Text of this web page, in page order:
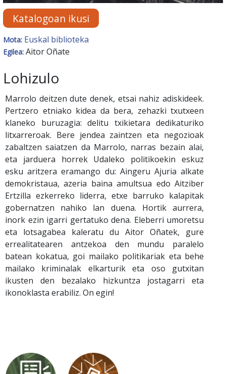
Katalogoan ikusi
Mota: Euskal biblioteka
Egilea: Aitor Oñate
Lohizulo
Marrolo deitzen dute denek, etsai nahiz adiskideek.
Pertzero etniako kidea da bera, zehazki txutxeen
klaneko buruzagia: delitu txikietara dedikaturiko
litxarreroak. Bere jendea zaintzen eta negozioak
zabaltzen saiatzen da Marrolo, narras bezain alai,
eta jarduera horrek Udaleko politikoekin eskuz
esku aritzera eramango du: Aingeru Ajuria alkate
demokristaua, azeria baina amultsua edo Aitziber
Ertzilla ezkerreko liderra, etxe barruko kalapitak
gobernatzen nahiko lan duena. Hortik aurrera,
inork ezin igarri gertatuko dena. Eleberri umoretsu
eta lotsagabea kaleratu du Aitor Oñatek, gure
errealitatearen antzekoa den mundu paralelo
batean kokatua, goi mailako politikariak eta behe
mailako kriminalak elkarturik eta oso gutxitan
ikusten den bezalako hizkuntza jostagarri eta
ikonoklasta erabiliz. On egin!